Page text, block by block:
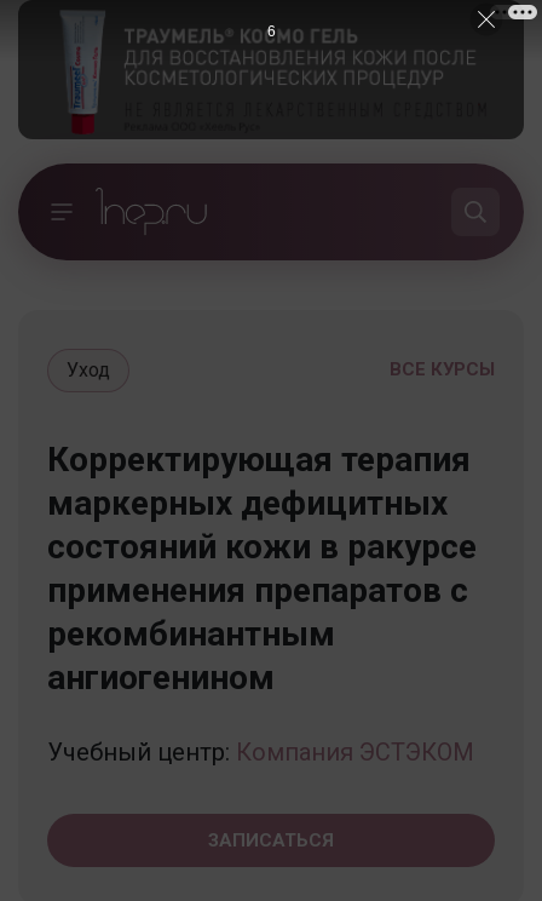
ВСЕ КУРСЫ
Уход
Корректирующая терапия
маркерных дефицитных
состояний кожи в ракурсе
применения препаратов с
рекомбинантным
ангиогенином
Учебный центр: Компания ЭСТЭКОМ
ЗАПИСАТЬСЯ
5